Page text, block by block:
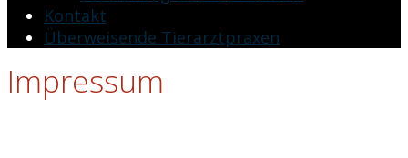
Kontakt
Überweisende Tierarztpraxen
Impressum